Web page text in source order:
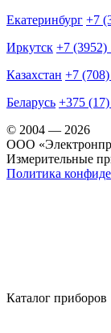
Екатеринбург +7
Иркутск +7 (3952)
Казахстан +7
Беларусь +375
© 2004 — 2026
OOO
Измерительные
Политика
Каталог приборов